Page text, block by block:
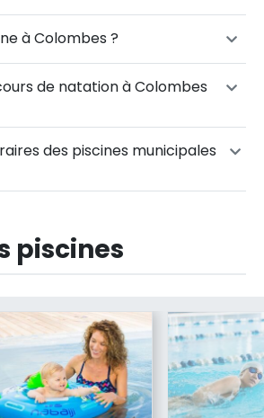
à Colombes ?
de natation à Colombes
des piscines municipales
piscines